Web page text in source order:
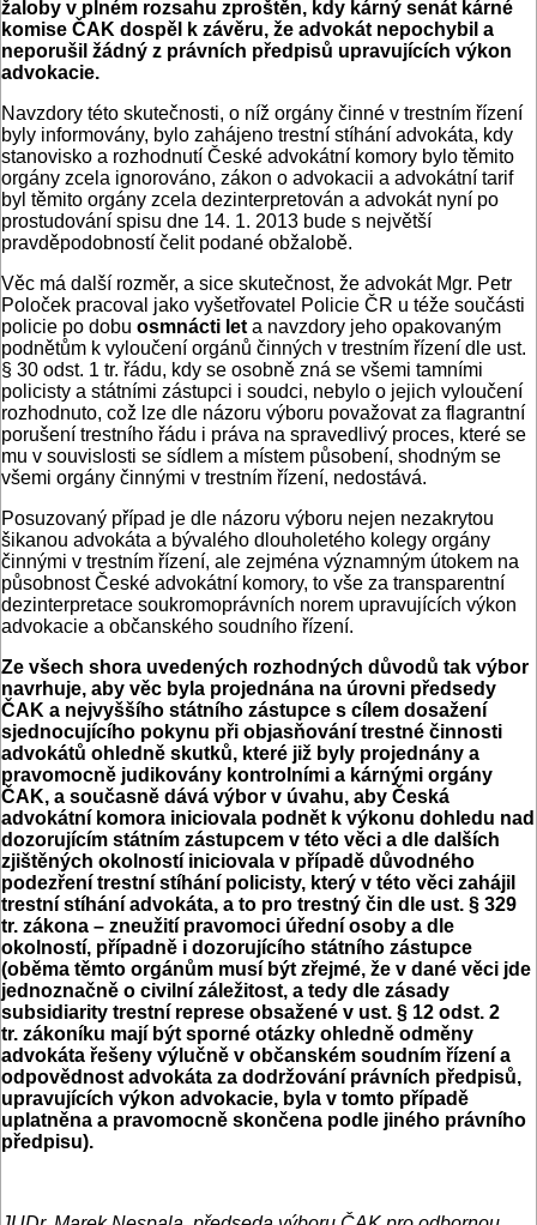
žaloby v plném rozsahu zproštěn, kdy kárný senát kárné
komise ČAK dospěl k závěru, že advokát nepochybil a
neporušil žádný z právních předpisů upravujících výkon
advokacie.
Navzdory této skutečnosti, o níž orgány činné v trestním řízení
byly informovány, bylo zahájeno trestní stíhání advokáta, kdy
stanovisko a rozhodnutí České advokátní komory bylo těmito
orgány zcela ignorováno, zákon o advokacii a advokátní tarif
byl těmito orgány zcela dezinterpretován a advokát nyní po
prostudování spisu dne 14. 1. 2013 bude s největší
pravděpodobností čelit podané obžalobě.
Věc má další rozměr, a sice skutečnost, že advokát Mgr. Petr
Poloček pracoval jako vyšetřovatel Policie ČR u téže součásti
policie po dobu osmnácti let a navzdory jeho opakovaným
podnětům k vyloučení orgánů činných v trestním řízení dle ust.
§ 30 odst. 1 tr. řádu, kdy se osobně zná se všemi tamními
policisty a státními zástupci i soudci, nebylo o jejich vyloučení
rozhodnuto, což lze dle názoru výboru považovat za flagrantní
porušení trestního řádu i práva na spravedlivý proces, které se
mu v souvislosti se sídlem a místem působení, shodným se
všemi orgány činnými v trestním řízení, nedostává.
Posuzovaný případ je dle názoru výboru nejen nezakrytou
šikanou advokáta a bývalého dlouholetého kolegy orgány
činnými v trestním řízení, ale zejména významným útokem na
působnost České advokátní komory, to vše za transparentní
dezinterpretace soukromoprávních norem upravujících výkon
advokacie a občanského soudního řízení.
Ze všech shora uvedených rozhodných důvodů tak výbor
navrhuje, aby věc byla projednána na úrovni předsedy
ČAK a nejvyššího státního zástupce s cílem dosažení
sjednocujícího pokynu při objasňování trestné činnosti
advokátů ohledně skutků, které již byly projednány a
pravomocně judikovány kontrolními a kárnými orgány
ČAK, a současně dává výbor v úvahu, aby Česká
advokátní komora iniciovala podnět k výkonu dohledu nad
dozorujícím státním zástupcem v této věci a dle dalších
zjištěných okolností iniciovala v případě důvodného
podezření trestní stíhání policisty, který v této věci zahájil
trestní stíhání advokáta, a to pro trestný čin dle ust. § 329
tr. zákona – zneužití pravomoci úřední osoby a dle
okolností, případně i dozorujícího státního zástupce
(oběma těmto orgánům musí být zřejmé, že v dané věci jde
jednoznačně o civilní záležitost, a tedy dle zásady
subsidiarity trestní represe obsažené v ust. § 12 odst. 2
tr. zákoníku mají být sporné otázky ohledně odměny
advokáta řešeny výlučně v občanském soudním řízení a
odpovědnost advokáta za dodržování právních předpisů,
upravujících výkon advokacie, byla v tomto případě
uplatněna a pravomocně skončena podle jiného právního
předpisu).